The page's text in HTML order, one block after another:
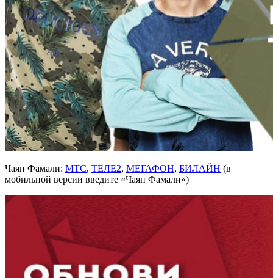
Чаян Фамали: МТС, ТЕЛЕ2, МЕГАФОН, БИЛАЙН (в
мобильной версии введите «Чаян Фамали»)